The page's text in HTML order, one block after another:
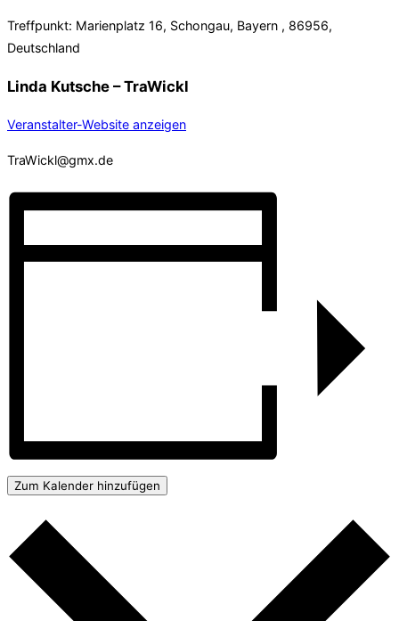
Treffpunkt: Marienplatz 16, Schongau, Bayern , 86956,
Deutschland
Linda Kutsche – TraWickl
Veranstalter-Website anzeigen
TraWickl@gmx.de
Zum Kalender hinzufügen